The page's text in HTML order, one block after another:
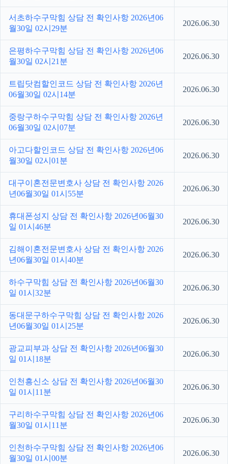
서초하수구막힘 상담 전 확인사항 2026년06
월30일 02시29분
2026.06.30
은평하수구막힘 상담 전 확인사항 2026년06
월30일 02시21분
2026.06.30
트립닷컴할인코드 상담 전 확인사항 2026년
06월30일 02시14분
2026.06.30
중랑구하수구막힘 상담 전 확인사항 2026년
06월30일 02시07분
2026.06.30
아고다할인코드 상담 전 확인사항 2026년06
월30일 02시01분
2026.06.30
대구이혼전문변호사 상담 전 확인사항 2026
년06월30일 01시55분
2026.06.30
휴대폰성지 상담 전 확인사항 2026년06월30
일 01시46분
2026.06.30
김해이혼전문변호사 상담 전 확인사항 2026
년06월30일 01시40분
2026.06.30
하수구막힘 상담 전 확인사항 2026년06월30
일 01시32분
2026.06.30
동대문구하수구막힘 상담 전 확인사항 2026
년06월30일 01시25분
2026.06.30
광교피부과 상담 전 확인사항 2026년06월30
일 01시18분
2026.06.30
인천흥신소 상담 전 확인사항 2026년06월30
일 01시11분
2026.06.30
구리하수구막힘 상담 전 확인사항 2026년06
월30일 01시11분
2026.06.30
인천하수구막힘 상담 전 확인사항 2026년06
월30일 01시00분
2026.06.30